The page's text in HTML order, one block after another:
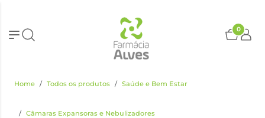
0
Home Todos os produtos Saúde e Bem Estar
Câmaras Expansoras e Nebulizadores